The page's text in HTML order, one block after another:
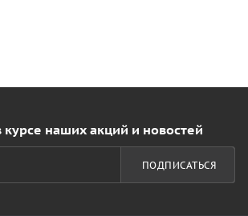
курсе наших акций и новостей
ПОДПИСАТЬСЯ